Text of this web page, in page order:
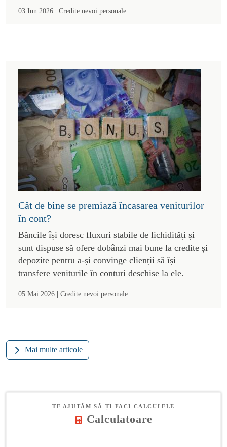
03 Iun 2026 | Credite nevoi personale
Cât de bine se premiază încasarea veniturilor
în cont?
Băncile își doresc fluxuri stabile de lichidități și
sunt dispuse să ofere dobânzi mai bune la credite și
depozite pentru a-și convinge clienții să își
transfere veniturile în conturi deschise la ele.
05 Mai 2026 | Credite nevoi personale
Mai multe articole
TE AJUTĂM SĂ-ȚI FACI CALCULELE
Calculatoare